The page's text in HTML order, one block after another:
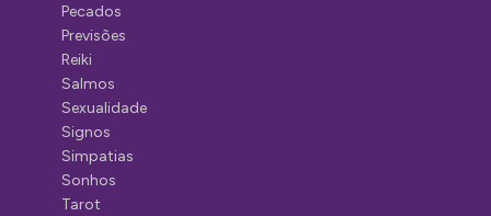
Pecados
Previsões
Reiki
Salmos
Sexualidade
Signos
Simpatias
Sonhos
Tarot